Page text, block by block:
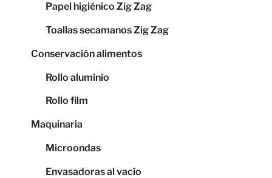
Papel higiénico Zig Zag
Toallas secamanos Zig Zag
Conservación alimentos
Rollo aluminio
Rollo film
Maquinaria
Microondas
Envasadoras al vacío